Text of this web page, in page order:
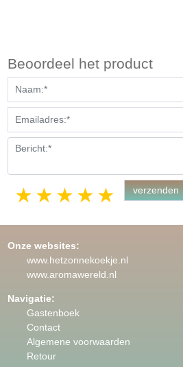
Beoordeel het product
5 stars
4 stars
3 stars
2 stars
1 star
Onze websites:
www.hetzonnekoekje.nl
www.aromawereld.nl
Navigatie:
Gastenboek
Contact
Algemene voorwaarden
Retour